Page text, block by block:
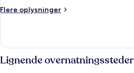
Flere oplysninger
Flere
Double
Lignende overnatningssteder